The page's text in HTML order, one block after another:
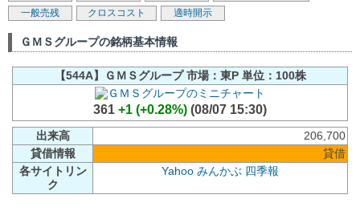
一般売残
クロスコスト 適時開示
ＧＭＳグループの銘柄基本情報
【544A】ＧＭＳグループ 市場：東P 単位：100株
361 +1 (+0.28%) (08/07 15:30)
出来高
206,700
貸借情報
貸借
各サイトリン
ク
Yahoo みんかぶ 四季報